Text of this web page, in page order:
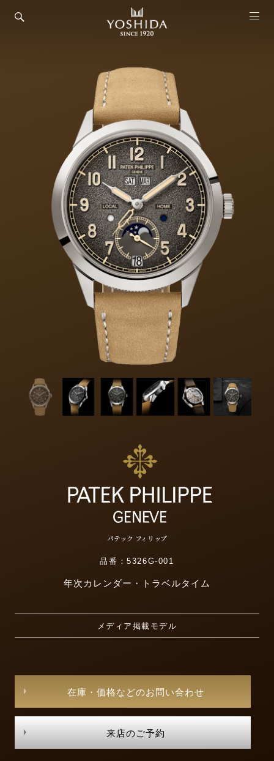
パテック フィリップ
品番：5326G-001
年次カレンダー・トラベルタイム
メディア掲載モデル
在庫・価格などのお問い合わせ
来店のご予約